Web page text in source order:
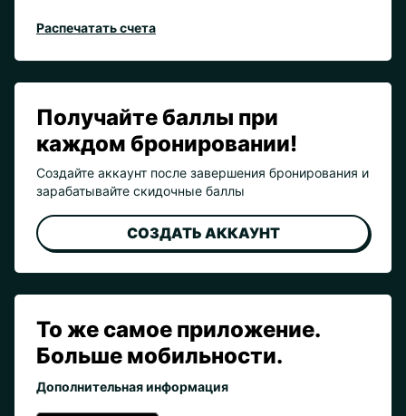
Распечатать счета
Получайте баллы при
каждом бронировании!
Создайте аккаунт после завершения бронирования и
зарабатывайте скидочные баллы
СОЗДАТЬ АККАУНТ
То же самое приложение.
Больше мобильности.
Дополнительная информация